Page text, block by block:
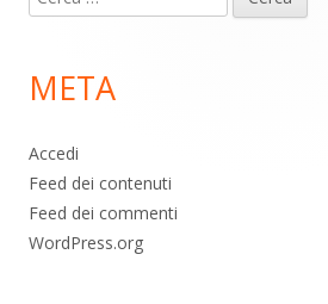
pagina
per:
META
Accedi
Feed dei contenuti
Feed dei commenti
WordPress.org